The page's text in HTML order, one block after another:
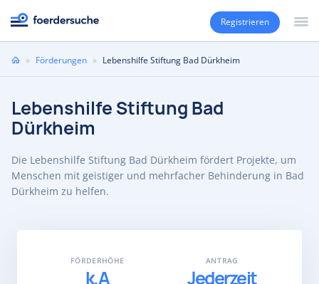
Registrieren
Sie» Förderungen » Lebenshilfe Stiftung Bad Dürkheim
Lebenshilfe Stiftung Bad
Dürkheim
Die Lebenshilfe Stiftung Bad Dürkheim fördert Projekte, um
Menschen mit geistiger und mehrfacher Behinderung in Bad
Dürkheim zu helfen.
FÖRDERHÖHE
k.A
ANTRAG
Jederzeit